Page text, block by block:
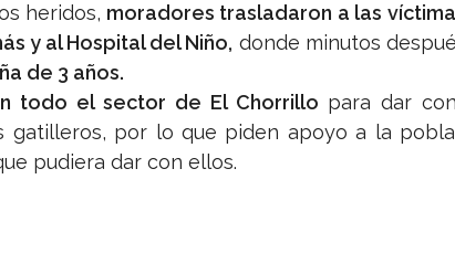
heridos, moradores trasladaron a las
y al Hospital del Niño, donde minutos
de 3 años.
todo el sector de El Chorrillo para dar
gatilleros, por lo que piden apoyo a la
pudiera dar con ellos.